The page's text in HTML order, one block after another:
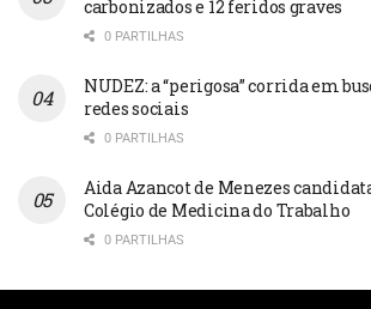
carbonizados e 12 feridos graves
0 PARTILHAS
NUDEZ: a “perigosa” corrida em
redes sociais
0 PARTILHAS
Aida Azancot de Menezes
Colégio de Medicina do Trabalho
0 PARTILHAS